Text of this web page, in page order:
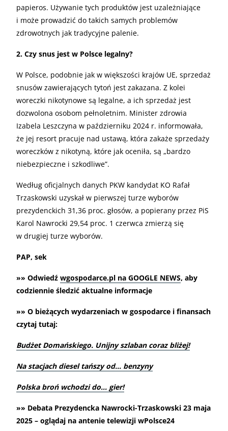
papieros. Używanie tych produktów jest uzależniające
i może prowadzić do takich samych problemów
zdrowotnych jak tradycyjne palenie.
2. Czy snus jest w Polsce legalny?
W Polsce, podobnie jak w większości krajów UE, sprzedaż
snusów zawierających tytoń jest zakazana. Z kolei
woreczki nikotynowe są legalne, a ich sprzedaż jest
dozwolona osobom pełnoletnim. Minister zdrowia
Izabela Leszczyna w październiku 2024 r. informowała,
że jej resort pracuje nad ustawą, która zakaże sprzedaży
woreczków z nikotyną, które jak oceniła, są „bardzo
niebezpieczne i szkodliwe”.
Według oficjalnych danych PKW kandydat KO Rafał
Trzaskowski uzyskał w pierwszej turze wyborów
prezydenckich 31,36 proc. głosów, a popierany przez PiS
Karol Nawrocki 29,54 proc. 1 czerwca zmierzą się
w drugiej turze wyborów.
PAP, sek
»» Odwiedź wgospodarce.pl na GOOGLE NEWS, aby
codziennie śledzić aktualne informacje
»» O bieżących wydarzeniach w gospodarce i finansach
czytaj tutaj:
Budżet Domańskiego. Unijny szlaban coraz bliżej!
Na stacjach diesel tańszy od… benzyny
Polska broń wchodzi do… gier!
»» Debata Prezydencka Nawrocki-Trzaskowski 23 maja
2025 – oglądaj na antenie telewizji wPolsce24